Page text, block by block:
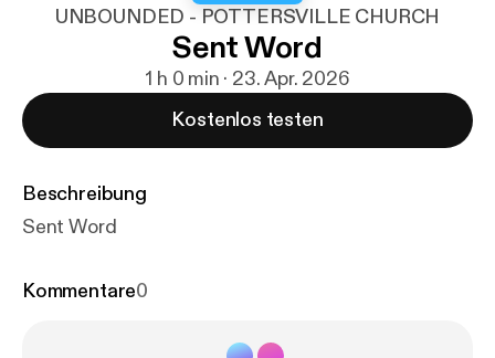
UNBOUNDED - POTTERSVILLE CHURCH
Sent Word
1 h 0 min · 23. Apr. 2026
Kostenlos testen
Beschreibung
Sent Word
Kommentare0